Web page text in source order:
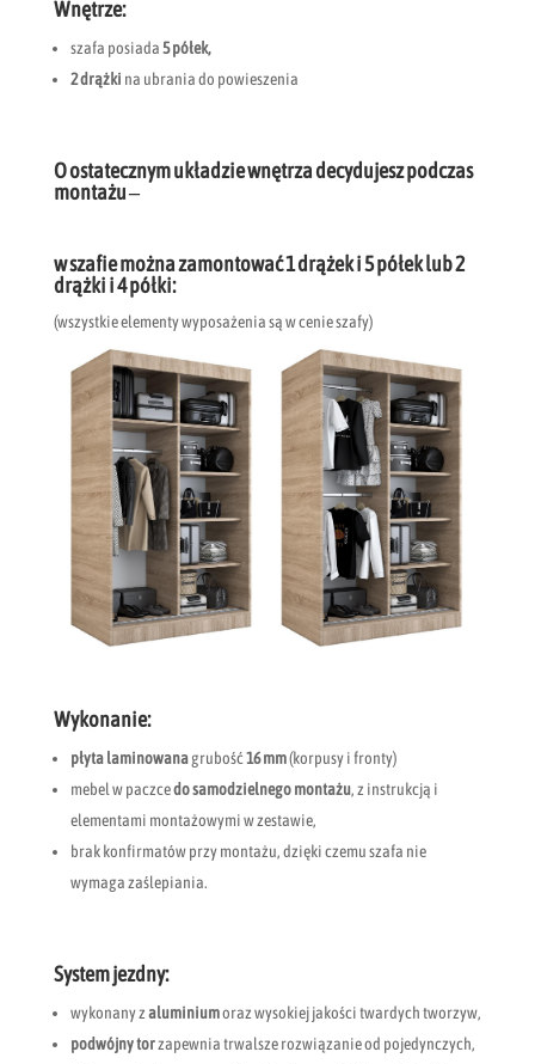
Wnętrze:
szafa posiada5 półek,
2 drążki na ubrania do powieszenia
O ostatecznym układzie wnętrza decydujesz podczas
montażu –
w szafie można zamontować 1 drążek i 5 półek lub 2
drążki i 4 półki:
(wszystkie elementy wyposażenia są w cenie szafy)
Wykonanie:
płyta laminowanagrubość16 mm(korpusy i fronty)
mebel w paczcedo samodzielnego montażu, z instrukcją i
elementami montażowymi w zestawie,
brak konfirmatów przy montażu, dzięki czemu szafa nie
wymaga zaślepiania.
System jezdny:
wykonany zaluminiumoraz wysokiej jakości twardych tworzyw,
podwójny torzapewnia trwalsze rozwiązanie od pojedynczych,